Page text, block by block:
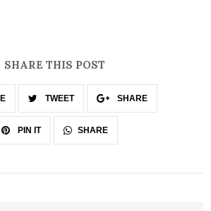
SHARE THIS POST
TWEET SHARE
PIN IT SHARE